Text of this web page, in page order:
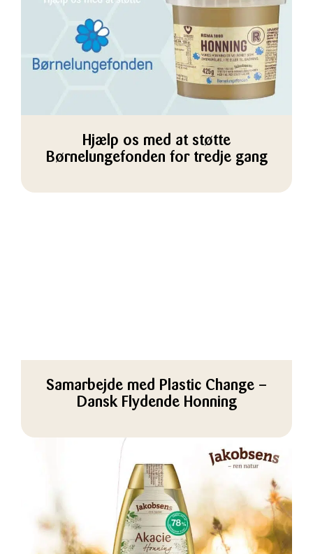
Hjælp os med at støtte
Børnelungefonden for tredje gang
Samarbejde med Plastic Change –
Dansk Flydende Honning